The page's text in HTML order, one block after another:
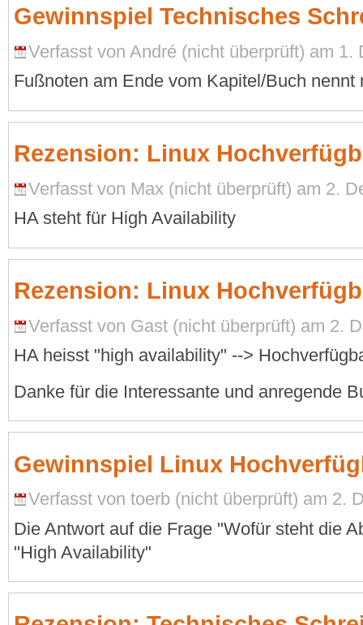
Gewinnspiel Technisches
Verfasst von André (nicht überprüft) am 1.
Fußnoten am Ende vom Kapitel/Buch nennt
Rezension: Linux
Verfasst von Max (nicht überprüft) am 2.
HA steht für High Availability
Rezension: Linux
Verfasst von Gast (nicht überprüft) am 2.
HA heisst "high availability" -->
Danke für die Interessante und anregende
Gewinnspiel Linux
Verfasst von toerb (nicht überprüft) am 2.
Die Antwort auf die Frage "Wofür steht die
"High Availability"